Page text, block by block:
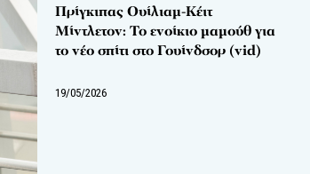
Πρίγκιπας Ουίλιαμ-Κέιτ
Μίντλετον: Το ενοίκιο μαμούθ για
το νέο σπίτι στο Γουίνδσορ (vid)
19/05/2026